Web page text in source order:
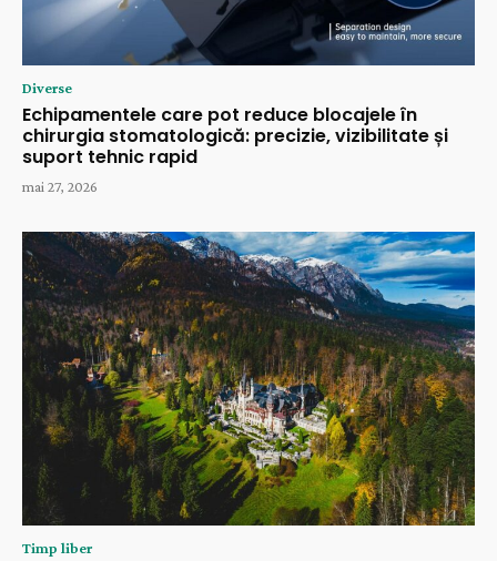
Diverse
Echipamentele care pot reduce blocajele în
chirurgia stomatologică: precizie, vizibilitate și
suport tehnic rapid
mai 27, 2026
Timp liber